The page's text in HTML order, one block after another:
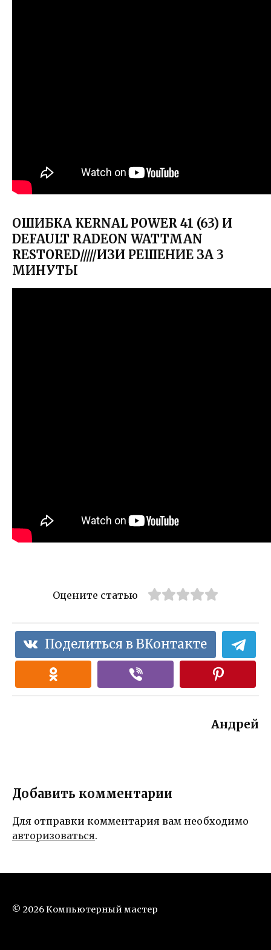
ОШИБКА KERNAL POWER 41 (63) И
DEFAULT RADEON WATTMAN
RESTORED/////ИЗИ РЕШЕНИЕ ЗА 3
МИНУТЫ
Оцените статью
Поделиться в ВКонтакте
Андрей
Добавить комментарии
Для отправки комментария вам необходимо
авторизоваться.
© 2026 Компьютерный мастер